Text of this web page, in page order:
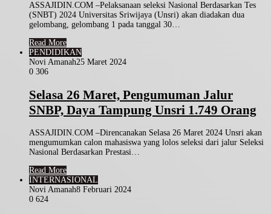
ASSAJIDIN.COM –Pelaksanaan seleksi Nasional Berdasarkan Tes
(SNBT) 2024 Universitas Sriwijaya (Unsri) akan diadakan dua
gelombang, gelombang 1 pada tanggal 30…
Read More
PENDIDIKAN
Novi Amanah25 Maret 2024
0 306
Selasa 26 Maret, Pengumuman Jalur
SNBP, Daya Tampung Unsri 1.749 Orang
ASSAJIDIN.COM –Direncanakan Selasa 26 Maret 2024 Unsri akan
mengumumkan calon mahasiswa yang lolos seleksi dari jalur Seleksi
Nasional Berdasarkan Prestasi…
Read More
INTERNASIONAL
Novi Amanah8 Februari 2024
0 624